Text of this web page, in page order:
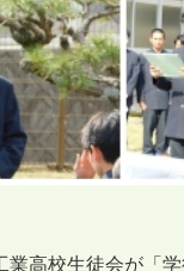
高校生徒会が「